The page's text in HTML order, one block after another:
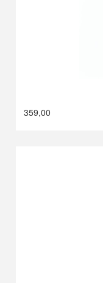
359,00